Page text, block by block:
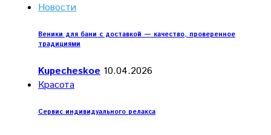
Новости
Веники для бани с доставкой — качество, проверенное
традициями
Kupecheskoe 10.04.2026
Красота
Сервис индивидуального релакса